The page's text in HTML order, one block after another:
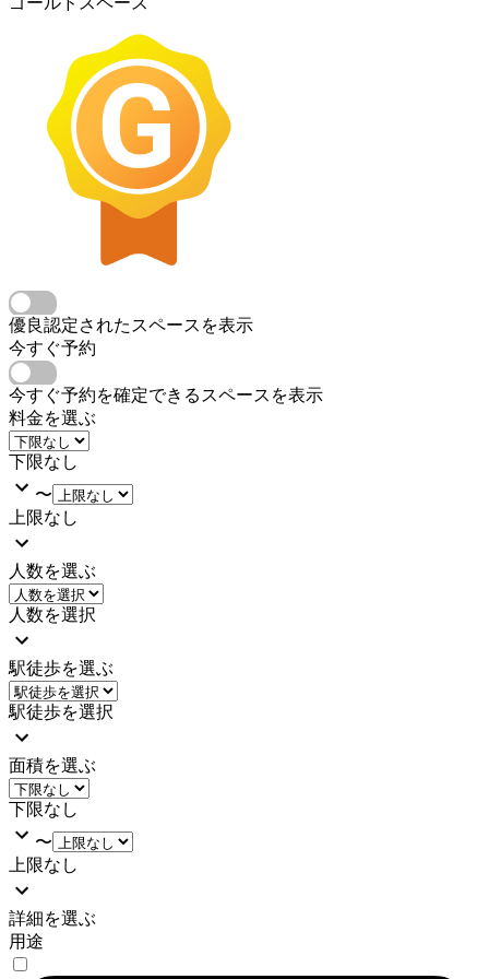
優良認定されたスペースを表示
今すぐ予約
今すぐ予約を確定できるスペースを表示
料金を選ぶ
下限なし
〜
上限なし
人数を選ぶ
人数を選択
駅徒歩を選ぶ
駅徒歩を選択
面積を選ぶ
下限なし
〜
上限なし
詳細を選ぶ
用途